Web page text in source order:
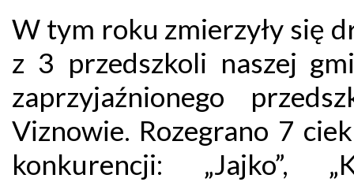
W tym roku zmierzyły się
z 3 przedszkoli naszej
zaprzyjaźnionego
Viznowie. Rozegrano 7
konkurencji: „Jajko”,